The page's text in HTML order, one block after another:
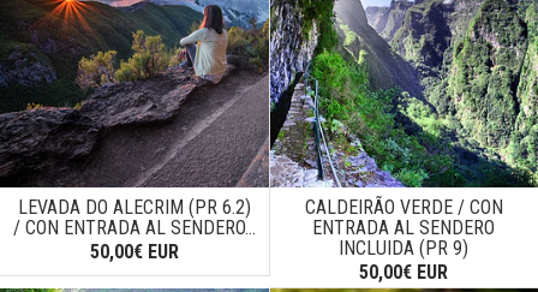
LEVADA DO ALECRIM (PR 6.2)
/ CON ENTRADA AL SENDERO...
50,00€ EUR
CALDEIRÃO VERDE / CON
ENTRADA AL SENDERO
INCLUIDA (PR 9)
50,00€ EUR